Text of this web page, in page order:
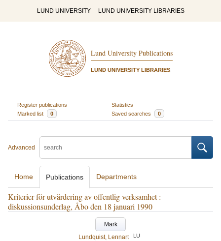
LUND UNIVERSITY LUND UNIVERSITY LIBRARIES
Lund University Publications
LUND UNIVERSITY LIBRARIES
Register publications
Statistics
Marked list
0 Saved searches 0
Advanced
Home Publications Departments
Kriterier för utvärdering av offentlig verksamhet :
diskussionsunderlag, Åbo den 18 januari 1990
Mark
Lundquist, Lennart
LU